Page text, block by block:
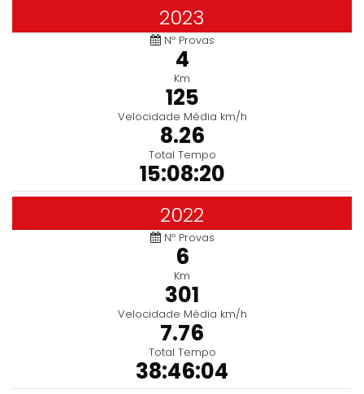
2023
Nº Provas
4
Km
125
Velocidade Média km/h
8.26
Total Tempo
15:08:20
2022
Nº Provas
6
Km
301
Velocidade Média km/h
7.76
Total Tempo
38:46:04